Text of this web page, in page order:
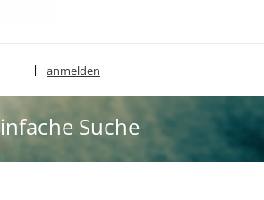
anmelden
Suche